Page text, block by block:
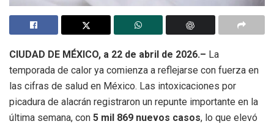
CIUDAD DE MÉXICO, a 22 de abril de 2026.– La
temporada de calor ya comienza a reflejarse con fuerza en
las cifras de salud en México. Las intoxicaciones por
picadura de alacrán registraron un repunte importante en la
última semana, con 5 mil 869 nuevos casos, lo que elevó